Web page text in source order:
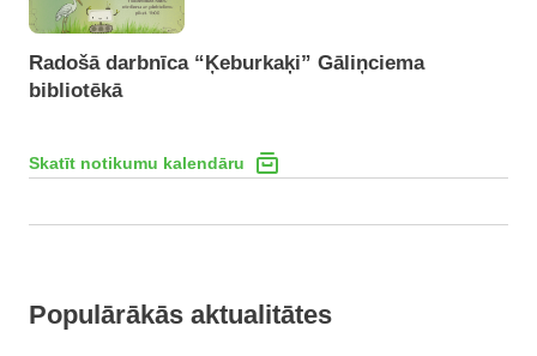
Radošā darbnīca “Ķeburkaķi” Gāliņciema
bibliotēkā
Skatīt notikumu kalendāru
Populārākās aktualitātes